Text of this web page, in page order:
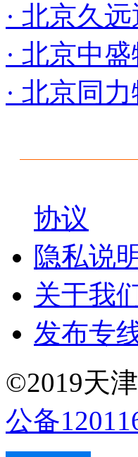
· 北京久
· 北京中
· 北京同
协议
隐私说
关于我
发布专
©2019天
公备